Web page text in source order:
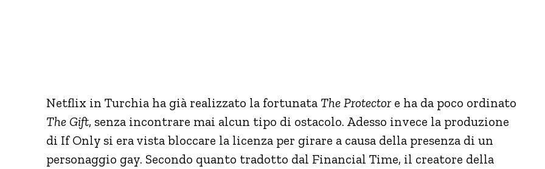
Netflix in Turchia ha già realizzato la fortunata The Protectore ha da poco ordinato
The Gift, senza incontrare mai alcun tipo di ostacolo. Adesso invece la produzione
di If Only si era vista bloccare la licenza per girare a causa della presenza di un
personaggio gay. Secondo quanto tradotto dal Financial Time, il creatore della